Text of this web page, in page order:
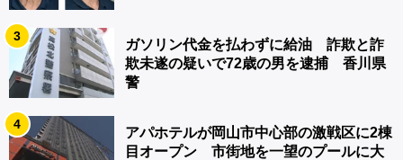
3
ガソリン代金を払わずに給油 詐欺と詐
欺未遂の疑いで72歳の男を逮捕 香川県
警
4
アパホテルが岡山市中心部の激戦区に2棟
目オープン 市街地を一望のプールに大